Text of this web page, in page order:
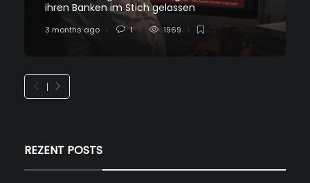
ihren Banken im Stich gelassen
3 months ago 1 1969
REZENT POSTS